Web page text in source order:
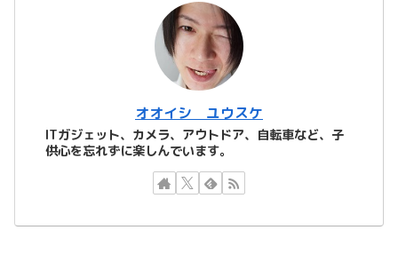
オオイシ ユウスケ
ITガジェット、カメラ、アウトドア、自転車など、子
供心を忘れずに楽しんでいます。